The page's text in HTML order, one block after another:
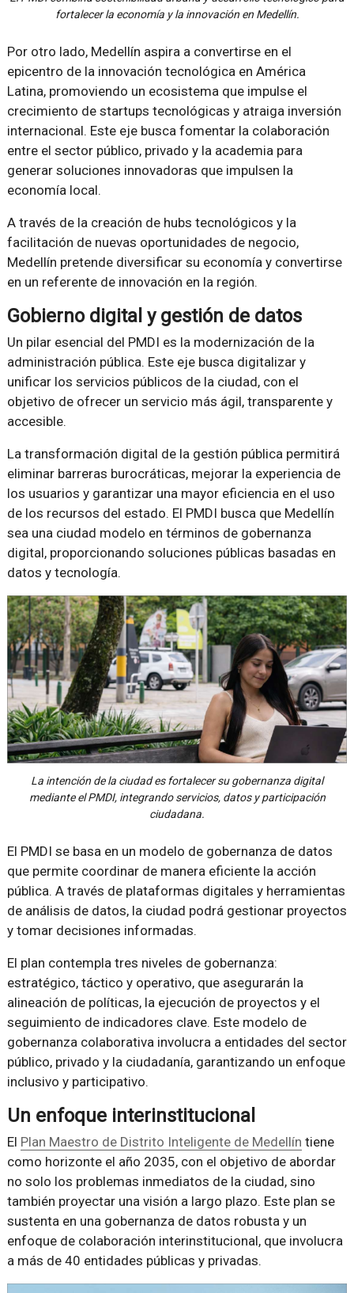
fortalecer la economía y la innovación en Medellín.
Por otro lado, Medellín aspira a convertirse en el
epicentro de la innovación tecnológica en América
Latina, promoviendo un ecosistema que impulse el
crecimiento de startups tecnológicas y atraiga inversión
internacional. Este eje busca fomentar la colaboración
entre el sector público, privado y la academia para
generar soluciones innovadoras que impulsen la
economía local.
A través de la creación de hubs tecnológicos y la
facilitación de nuevas oportunidades de negocio,
Medellín pretende diversificar su economía y convertirse
en un referente de innovación en la región.
Gobierno digital y gestión de datos
Un pilar esencial del PMDI es la modernización de la
administración pública. Este eje busca digitalizar y
unificar los servicios públicos de la ciudad, con el
objetivo de ofrecer un servicio más ágil, transparente y
accesible.
La transformación digital de la gestión pública permitirá
eliminar barreras burocráticas, mejorar la experiencia de
los usuarios y garantizar una mayor eficiencia en el uso
de los recursos del estado. El PMDI busca que Medellín
sea una ciudad modelo en términos de gobernanza
digital, proporcionando soluciones públicas basadas en
datos y tecnología.
La intención de la ciudad es fortalecer su gobernanza digital
mediante el PMDI, integrando servicios, datos y participación
ciudadana.
El PMDI se basa en un modelo de gobernanza de datos
que permite coordinar de manera eficiente la acción
pública. A través de plataformas digitales y herramientas
de análisis de datos, la ciudad podrá gestionar proyectos
y tomar decisiones informadas.
El plan contempla tres niveles de gobernanza:
estratégico, táctico y operativo, que asegurarán la
alineación de políticas, la ejecución de proyectos y el
seguimiento de indicadores clave. Este modelo de
gobernanza colaborativa involucra a entidades del sector
público, privado y la ciudadanía, garantizando un enfoque
inclusivo y participativo.
Un enfoque interinstitucional
El Plan Maestro de Distrito Inteligente de Medellín tiene
como horizonte el año 2035, con el objetivo de abordar
no solo los problemas inmediatos de la ciudad, sino
también proyectar una visión a largo plazo. Este plan se
sustenta en una gobernanza de datos robusta y un
enfoque de colaboración interinstitucional, que involucra
a más de 40 entidades públicas y privadas.